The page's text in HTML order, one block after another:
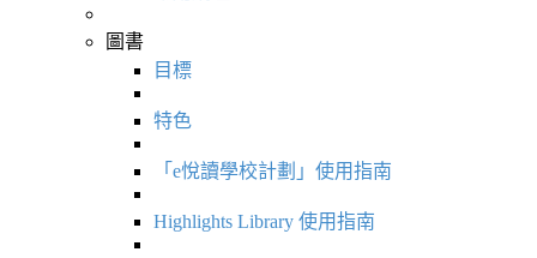
圖書
目標
特色
「e悅讀學校計劃」使用指南
Highlights Library 使用指南